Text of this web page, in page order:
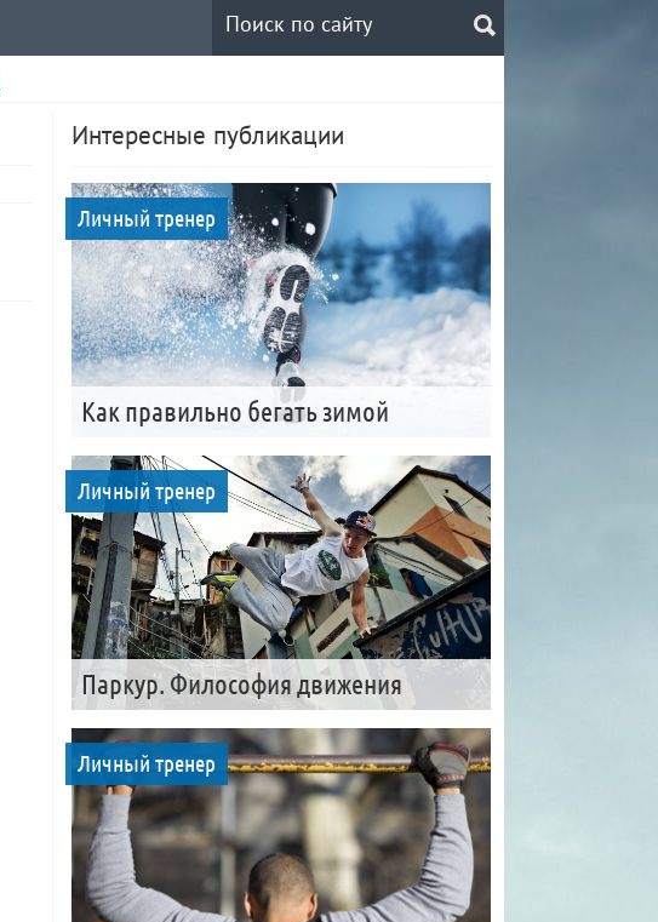
Интересные публикации
Личный тренер
Как правильно бегать зимой
Личный тренер
Паркур. Философия движения
Личный тренер